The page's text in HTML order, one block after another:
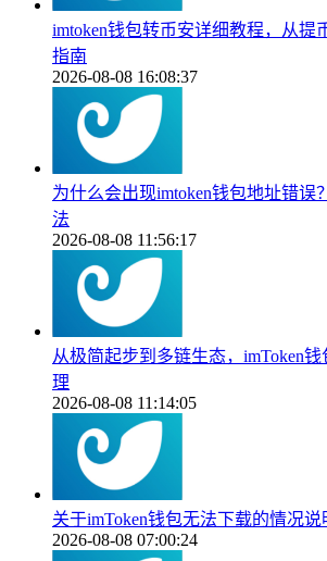
imtoken钱包转币安详细教程，从提
指南
2026-08-08 16:08:37
为什么会出现imtoken钱包地址错误
法
2026-08-08 11:56:17
从极简起步到多链生态，imToken
理
2026-08-08 11:14:05
关于imToken钱包无法下载的情况
2026-08-08 07:00:24